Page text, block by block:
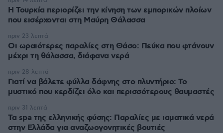
Η Τουρκία περιορίζει την κίνηση των εμπορικών πλοίων
που εισέρχονται στη Μαύρη Θάλασσα
Οι ωραιότερες παραλίες στη Θάσο: Πεύκα που φτάνουν
μέχρι τη θάλασσα, διάφανα νερά
πριν 23 λεπτά
Γιατί να βάλετε φύλλα δάφνης στο πλυντήριο: Το
μυστικό που κερδίζει όλο και περισσότερους θαυμαστές
πριν 28 λεπτά
Τα spa της ελληνικής φύσης: Παραλίες με ιαματικά νερά
στην Ελλάδα για αναζωογονητικές βουτιές
πριν 31 λεπτά